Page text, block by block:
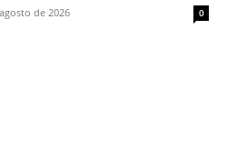
de 2026 0